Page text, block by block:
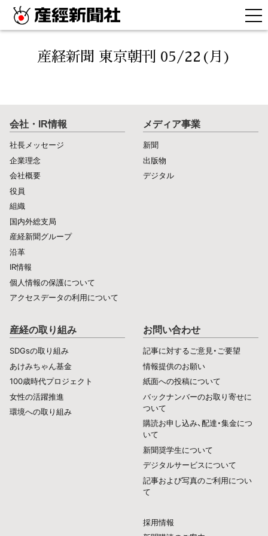
産経新聞 東京朝刊 05/22(月)
会社・IR情報
社長メッセージ
企業理念
会社概要
役員
組織
国内外総支局
産経新聞グループ
沿革
IR情報
個人情報の保護について
アクセスデータの利用について
メディア事業
新聞
出版物
デジタル
産経の取り組み
SDGsの取り組み
あけみちゃん基金
100歳時代プロジェクト
女性の活躍推進
環境への取り組み
お問い合わせ
記事に対するご意見・ご要望
情報提供のお願い
紙面への投稿について
バックナンバーのお取り寄せに
ついて
購読お申し込み、配達・集金につ
いて
新聞奨学生について
デジタルサービスについて
記事および写真のご利用につい
て
採用情報